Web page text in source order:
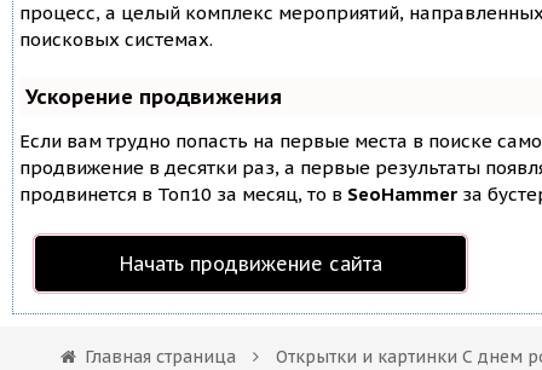
процесс, а целый комплекс мероприятий,
поисковых системах.
Ускорение продвижения
Если вам трудно попасть на первые места в поиске
продвижение в десятки раз, а первые результаты
продвинется в Топ10 за месяц, то в SeoHammer за
Начать продвижение сайта
Главная страница Открытки и картинки С днем